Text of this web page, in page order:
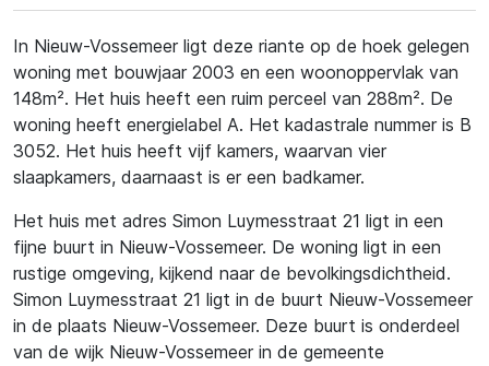
In Nieuw-Vossemeer ligt deze riante op de hoek gelegen
woning met bouwjaar 2003 en een woonoppervlak van
148m². Het huis heeft een ruim perceel van 288m². De
woning heeft energielabel A. Het kadastrale nummer is B
3052. Het huis heeft vijf kamers, waarvan vier
slaapkamers, daarnaast is er een badkamer.
Het huis met adres Simon Luymesstraat 21 ligt in een
fijne buurt in Nieuw-Vossemeer. De woning ligt in een
rustige omgeving, kijkend naar de bevolkingsdichtheid.
Simon Luymesstraat 21 ligt in de buurt Nieuw-Vossemeer
in de plaats Nieuw-Vossemeer. Deze buurt is onderdeel
van de wijk Nieuw-Vossemeer in de gemeente